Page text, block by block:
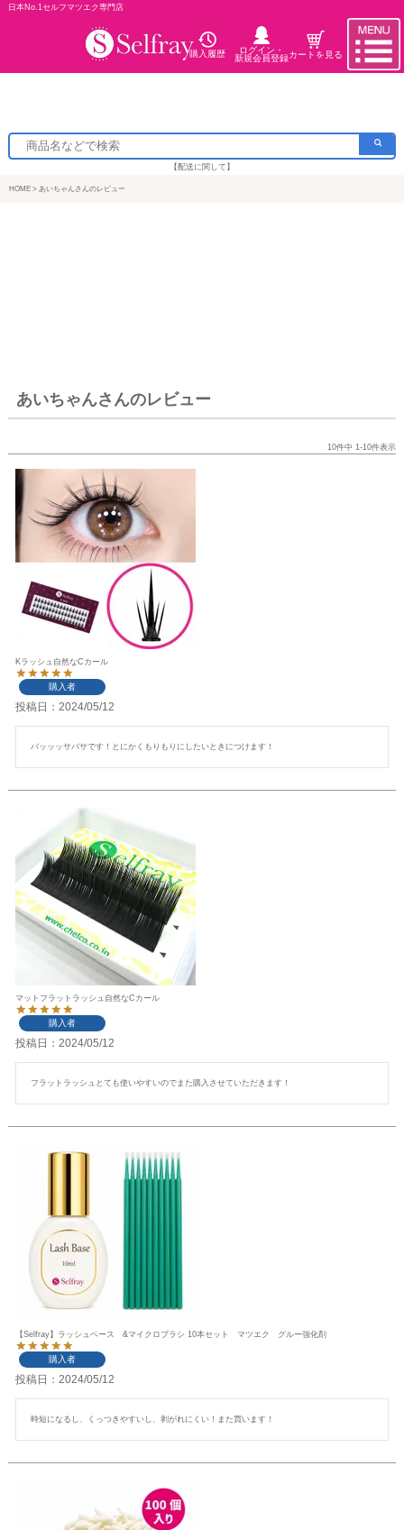
日本No.1セルフマツエク専門店
購入履歴
ログイン・
新規会員登録カートを見る
【配送に関して】
HOME あいちゃんさんのレビュー
あいちゃんさんのレビュー
10件中 1-10件表示
Kラッシュ自然なCカール
購入者
投稿日 2024/05/12
バッッッサバサです！とにかくもりもりにしたいときにつけます！
マットフラットラッシュ自然なCカール
購入者
投稿日 2024/05/12
フラットラッシュとても使いやすいのでまた購入させていただきます！
【Selfray】ラッシュベース &マイクロブラシ 10本セット マツエク グルー強化剤
購入者
投稿日 2024/05/12
時短になるし、くっつきやすいし、剥がれにくい！また買います！